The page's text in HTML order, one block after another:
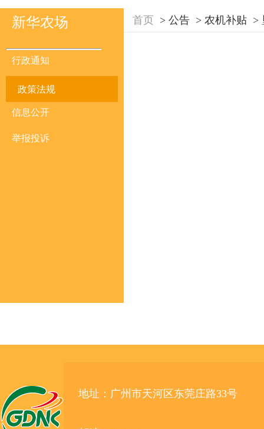
新华农场
行政通知
政策法规
信息公开
举报投诉
首页 > 公告 > 农机补贴 >
地址：广州市天河区东莞庄路33号